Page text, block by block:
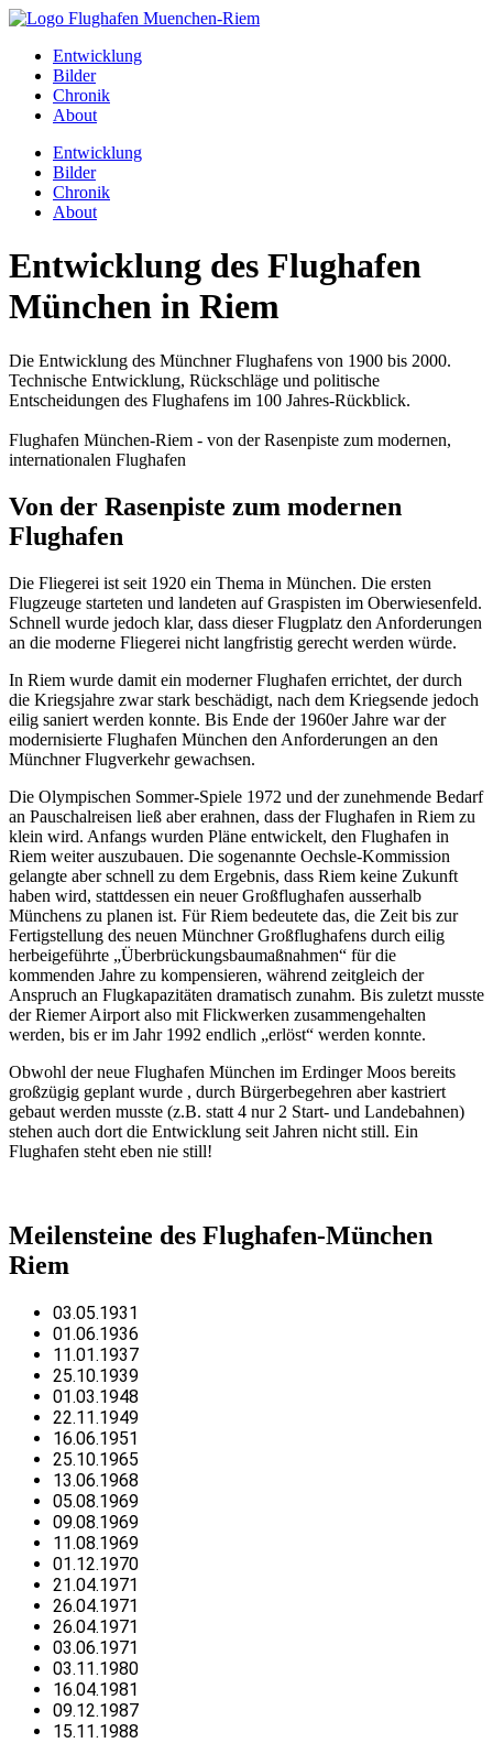
Entwicklung
Bilder
Chronik
About
Entwicklung
Bilder
Chronik
About
Entwicklung des Flughafen
München in Riem
Die Entwicklung des Münchner Flughafens von 1900 bis 2000.
Technische Entwicklung, Rückschläge und politische
Entscheidungen des Flughafens im 100 Jahres-Rückblick.
Flughafen München-Riem - von der Rasenpiste zum modernen,
internationalen Flughafen
Von der Rasenpiste zum modernen
Flughafen
Die Fliegerei ist seit 1920 ein Thema in München. Die ersten
Flugzeuge starteten und landeten auf Graspisten im Oberwiesenfeld.
Schnell wurde jedoch klar, dass dieser Flugplatz den Anforderungen
an die moderne Fliegerei nicht langfristig gerecht werden würde.
In Riem wurde damit ein moderner Flughafen errichtet, der durch
die Kriegsjahre zwar stark beschädigt, nach dem Kriegsende jedoch
eilig saniert werden konnte. Bis Ende der 1960er Jahre war der
modernisierte Flughafen München den Anforderungen an den
Münchner Flugverkehr gewachsen.
Die Olympischen Sommer-Spiele 1972 und der zunehmende Bedarf
an Pauschalreisen ließ aber erahnen, dass der Flughafen in Riem zu
klein wird. Anfangs wurden Pläne entwickelt, den Flughafen in
Riem weiter auszubauen. Die sogenannte Oechsle-Kommission
gelangte aber schnell zu dem Ergebnis, dass Riem keine Zukunft
haben wird, stattdessen ein neuer Großflughafen ausserhalb
Münchens zu planen ist. Für Riem bedeutete das, die Zeit bis zur
Fertigstellung des neuen Münchner Großflughafens durch eilig
herbeigeführte „Überbrückungsbaumaßnahmen“ für die
kommenden Jahre zu kompensieren, während zeitgleich der
Anspruch an Flugkapazitäten dramatisch zunahm. Bis zuletzt musste
der Riemer Airport also mit Flickwerken zusammengehalten
werden, bis er im Jahr 1992 endlich „erlöst“ werden konnte.
Obwohl der neue Flughafen München im Erdinger Moos bereits
großzügig geplant wurde , durch Bürgerbegehren aber kastriert
gebaut werden musste (z.B. statt 4 nur 2 Start- und Landebahnen)
stehen auch dort die Entwicklung seit Jahren nicht still. Ein
Flughafen steht eben nie still!
Meilensteine des Flughafen-München
Riem
03.05.1931
01.06.1936
11.01.1937
25.10.1939
01.03.1948
22.11.1949
16.06.1951
25.10.1965
13.06.1968
05.08.1969
09.08.1969
11.08.1969
01.12.1970
21.04.1971
26.04.1971
26.04.1971
03.06.1971
03.11.1980
16.04.1981
09.12.1987
15.11.1988